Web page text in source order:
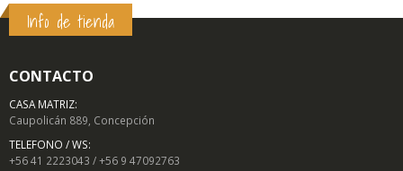
Info de tienda
CONTACTO
CASA MATRIZ:
Caupolicán 889, Concepción
TELEFONO / WS:
+56 41 2223043 / +56 9 47092763